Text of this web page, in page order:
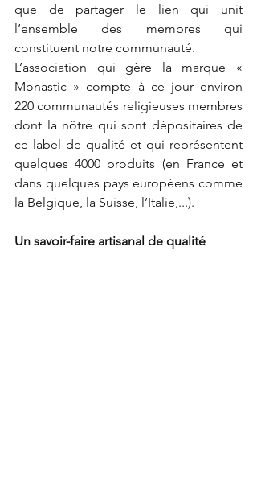
que de partager le lien qui unit
l’ensemble des membres qui
constituent notre communauté.
L’association qui gère la marque «
Monastic » compte à ce jour environ
220 communautés religieuses membres
dont la nôtre qui sont dépositaires de
ce label de qualité et qui représentent
quelques 4000 produits (en France et
dans quelques pays européens comme
la Belgique, la Suisse, l’Italie,...).
Un savoir-faire artisanal de qualité